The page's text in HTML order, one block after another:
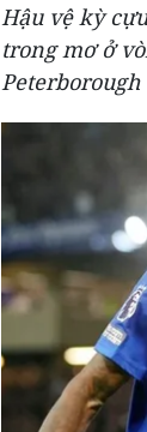
Hậu vệ kỳ
trong mơ ở